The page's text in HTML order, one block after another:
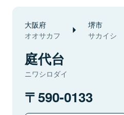
大阪府
オオサカフ
堺市
サカイシ
庭代台
ニワシロダイ
590-0133